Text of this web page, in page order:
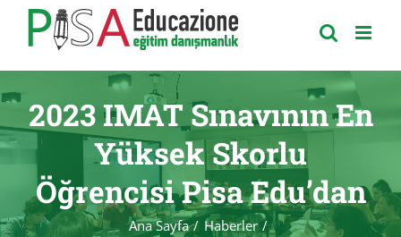
2023 IMAT Sınavının En
Yüksek Skorlu
Öğrencisi Pisa Edu’dan
Ana Sayfa
Haberler